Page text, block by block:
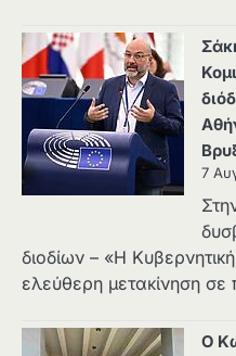
7
διοδίων – «Η
ελεύθερη μετακίνηση σε
Ο